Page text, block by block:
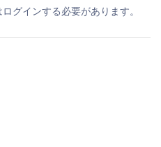
グインする必要があります。